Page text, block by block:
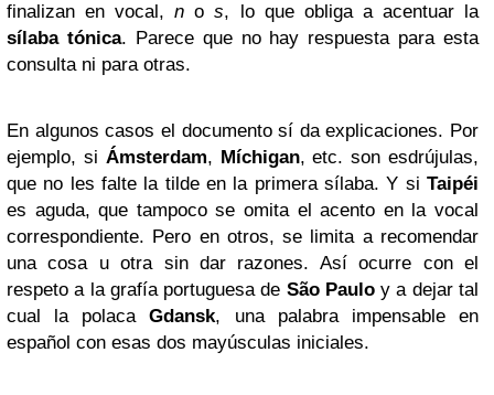
finalizan en vocal,n os, lo que obliga a acentuar la
sílaba tónica. Parece que no hay respuesta para esta
consulta ni para otras.
En algunos casos el documento sí da explicaciones. Por
ejemplo, si Ámsterdam, Míchigan, etc. son esdrújulas,
que no les falte la tilde en la primera sílaba. Y si Taipéi
es aguda, que tampoco se omita el acento en la vocal
correspondiente. Pero en otros, se limita a recomendar
una cosa u otra sin dar razones. Así ocurre con el
respeto a la grafía portuguesa de São Pauloy a dejar tal
cual la polacaGdansk, una palabra impensable en
español con esas dos mayúsculas iniciales.